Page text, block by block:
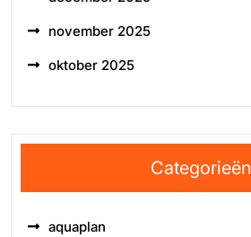
november 2025
oktober 2025
Categorieën
aquaplan